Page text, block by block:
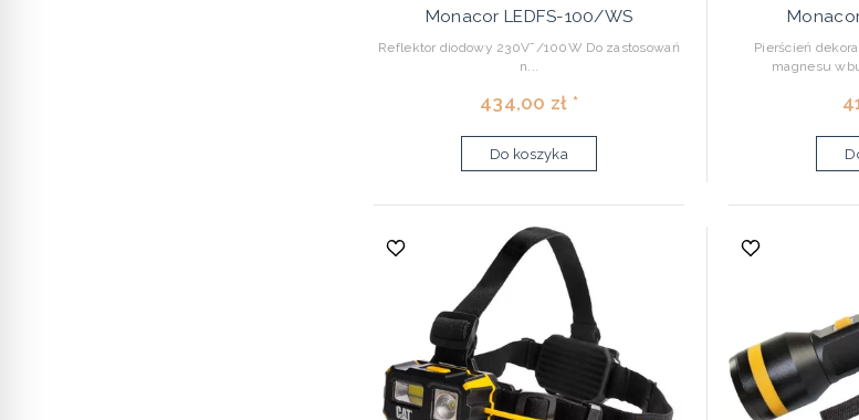
Monacor LEDFS-100/WS
Reflektor diodowy 230V˜/100W Do zastosowań
n...
434,00 zł *
Do koszyka
Pierścień
magnesu